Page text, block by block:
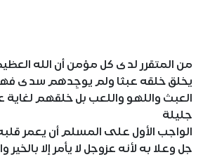
من المتقرر لدى كل مؤمن أن الله
يخلق خلقه عبثا ولم يوجِدهم سدى
العبث واللهو واللعب بل خلقهم
جليلة
الواجب الأول على المسلم أن يعمر
جل وعلا به لأنه عزوجل لا يأمر إلا بالخير